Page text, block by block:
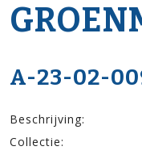
A-23-02-
Beschrijving:
Collectie: